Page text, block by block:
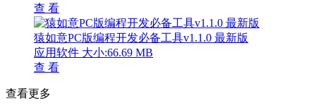
查 看
猿如意PC版编程开发必备工具v1.1.0 最新版
应用软件 大小:66.69 MB
查 看
查看更多